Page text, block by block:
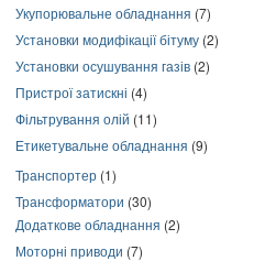
Укупорювальне обладнання (7)
Установки модифікації бітуму (2)
Установки осушування газів (2)
Пристрої затискні (4)
Фільтрування олій (11)
Етикетувальне обладнання (9)
Транспортер (1)
Трансформатори (30)
Додаткове обладнання (2)
Моторні приводи (7)